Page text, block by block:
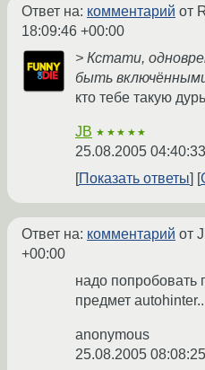
Ответ на: комментарий от
18:09:46 +00:00
> Кстати,
быть
кто тебе такую
JB ★★★★★
25.08.2005
Показать ответы
Ответ на: комментарий от
+00:00
надо попробовать
предмет autohinter..
anonymous
25.08.2005